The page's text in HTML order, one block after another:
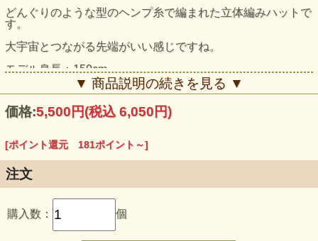
どんぐりのような型のヘンプ糸で編まれた立体編みハットで
す。
大宇宙とつながる先端がいい感じですね。
モデル身長：159cm
▼ 商品説明の続きを見る ▼
価格:5,500円(税込 6,050円)
[ポイント還元 181ポイント～]
注文
購入数： 個